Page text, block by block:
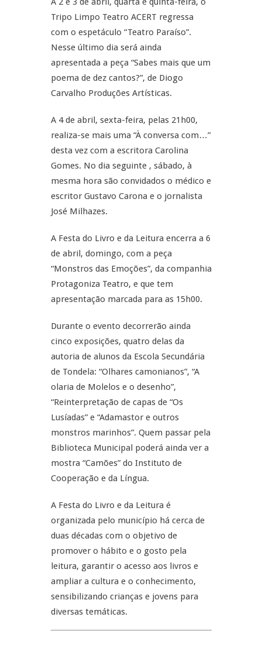
Tripo Limpo Teatro ACERT regressa
com o espetáculo “Teatro Paraíso”.
Nesse último dia será ainda
apresentada a peça “Sabes mais que um
poema de dez cantos?”, de Diogo
Carvalho Produções Artísticas.
A 4 de abril, sexta-feira, pelas 21h00,
realiza-se mais uma “À conversa com…”
desta vez com a escritora Carolina
Gomes. No dia seguinte , sábado, à
mesma hora são convidados o médico e
escritor Gustavo Carona e o jornalista
José Milhazes.
A Festa do Livro e da Leitura encerra a 6
de abril, domingo, com a peça
“Monstros das Emoções”, da companhia
Protagoniza Teatro, e que tem
apresentação marcada para as 15h00.
Durante o evento decorrerão ainda
cinco exposições, quatro delas da
autoria de alunos da Escola Secundária
de Tondela: “Olhares camonianos”, “A
olaria de Molelos e o desenho”,
“Reinterpretação de capas de “Os
Lusíadas” e “Adamastor e outros
monstros marinhos”. Quem passar pela
Biblioteca Municipal poderá ainda ver a
mostra “Camões” do Instituto de
Cooperação e da Língua.
A Festa do Livro e da Leitura é
organizada pelo município há cerca de
duas décadas com o objetivo de
promover o hábito e o gosto pela
leitura, garantir o acesso aos livros e
ampliar a cultura e o conhecimento,
sensibilizando crianças e jovens para
diversas temáticas.